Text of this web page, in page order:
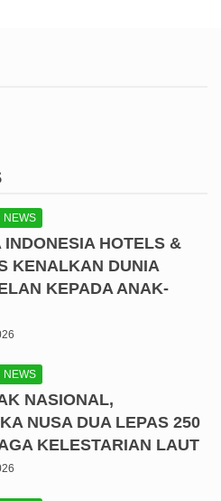
NEWS
INDONESIA HOTELS &
KENALKAN DUNIA
KEPADA ANAK-
NEWS
NASIONAL,
NUSA DUA LEPAS 250
KELESTARIAN LAUT